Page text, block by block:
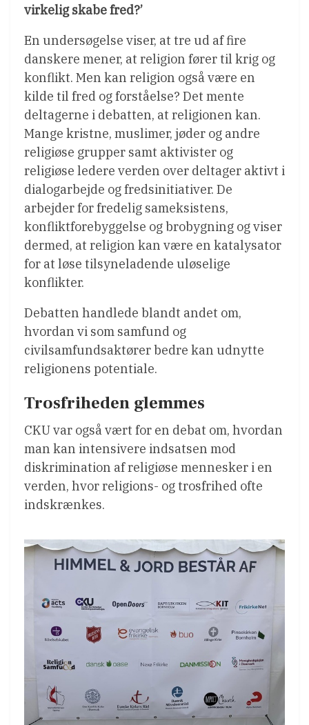
virkelig skabe fred?’
En undersøgelse viser, at tre ud af fire
danskere mener, at religion fører til krig og
konflikt. Men kan religion også være en
kilde til fred og forståelse? Det mente
deltagerne i debatten, at religionen kan.
Mange kristne, muslimer, jøder og andre
religiøse grupper samt aktivister og
religiøse ledere verden over deltager aktivt i
dialogarbejde og fredsinitiativer. De
arbejder for fredelig sameksistens,
konfliktforebyggelse og brobygning og viser
dermed, at religion kan være en katalysator
for at løse tilsyneladende uløselige
konflikter.
Debatten handlede blandt andet om,
hvordan vi som samfund og
civilsamfundsaktører bedre kan udnytte
religionens potentiale.
Trosfriheden glemmes
CKU var også vært for en debat om, hvordan
man kan intensivere indsatsen mod
diskrimination af religiøse mennesker i en
verden, hvor religions- og trosfrihed ofte
indskrænkes.